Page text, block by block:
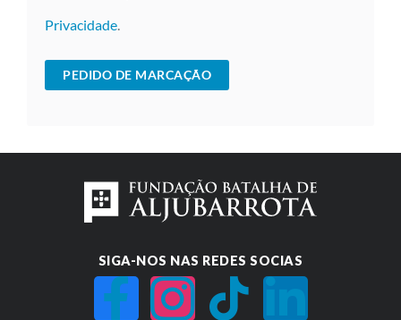
Privacidade.
SIGA-NOS NAS REDES SOCIAS